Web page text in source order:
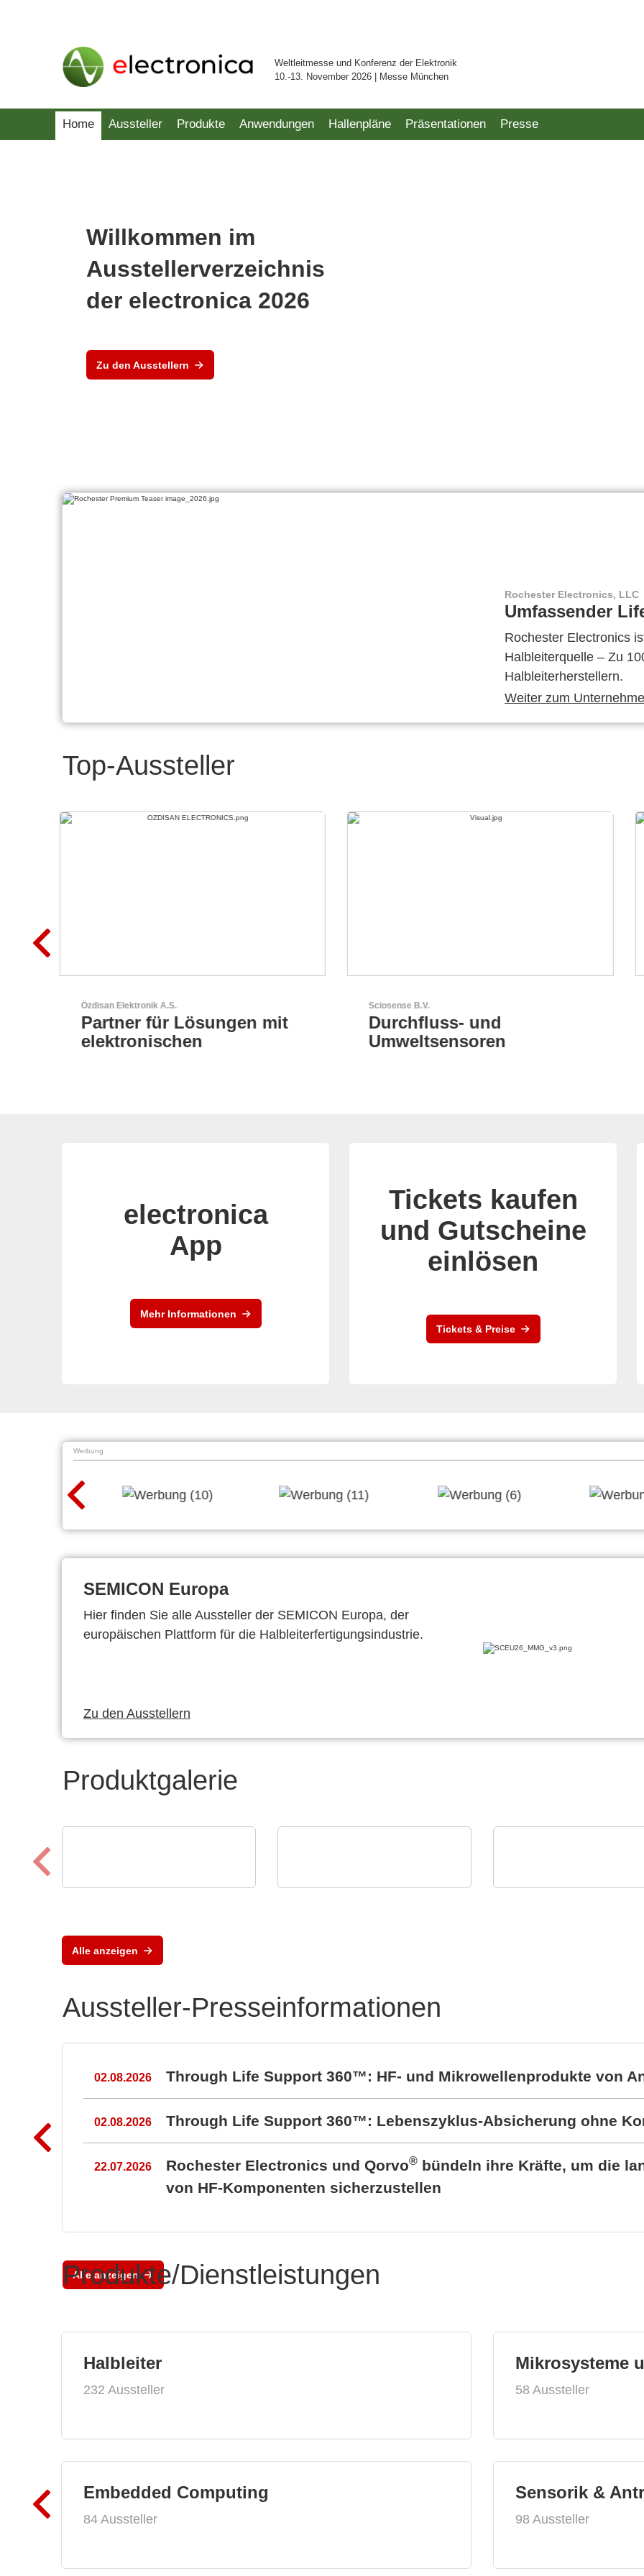
Weltleitmesse und Konferenz der Elektronik
10.-13. November 2026 | Messe München
Home Aussteller Produkte Anwendungen Hallenpläne Präsentationen Presse
Willkommen im
Ausstellerverzeichnis
der electronica 2026
Zu den Ausstellern
Rochester Electronics, LLC
Umfassender
Rochester Electronics
Halbleiterquelle – Zu
Halbleiterherstellern.
Weiter zum
Top-Aussteller
Sciosense B.V.
Durchfluss- und
Umweltsensoren
AKTINA CDS GmbH
AKTINA CDS - Supply
Chain Solutions
electronica
App
Mehr Informationen
Tickets kaufen
und Gutscheine
einlösen
Tickets & Preise
Werbung
SEMICON Europa
Hier finden Sie alle Aussteller der SEMICON Europa, der
europäischen Plattform für die Halbleiterfertigungsindustrie.
Zu den Ausstellern
Produktgalerie
Alle anzeigen
Aussteller-Presseinformationen
02.08.2026 Through Life Support 360™: HF- und Mikrowellenprodukte von
02.08.2026 Through Life Support 360™: Lebenszyklus-Absicherung ohne
22.07.2026 Rochester Electronics und Qorvo® bündeln ihre Kräfte, um die
von HF-Komponenten sicherzustellen
Alle anzeigen
Produkte/Dienstleistungen
Halbleiter
232 Aussteller
Embedded Computing
84 Aussteller
Mikrosysteme
58 Aussteller
Sensorik &
98 Aussteller